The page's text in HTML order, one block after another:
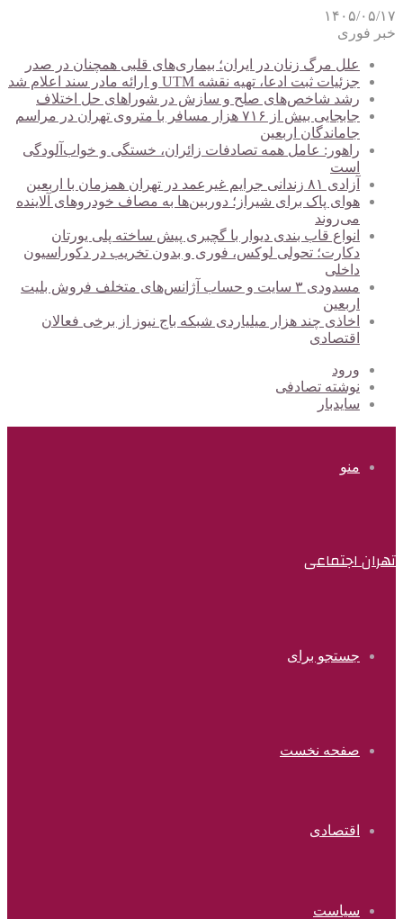
۱۴۰۵/۰۵/۱۷
خبر فوری
علل مرگ زنان در ایران؛ بیماری‌های قلبی همچنان در صدر
جزئیات ثبت ادعا، تهیه نقشه UTM و ارائه مادر سند اعلام شد
رشد شاخص‌های صلح و سازش در شوراهای حل اختلاف
جابجایی بیش از ۷۱۶ هزار مسافر با متروی تهران در مراسم
جاماندگان اربعین
راهور: عامل همه تصادفات زائران، خستگی و خواب‌آلودگی
است
آزادی ۸۱ زندانی جرایم غیرعمد در تهران همزمان با اربعین
هوای پاک برای شیراز؛ دوربین‌ها به مصاف خودروهای آلاینده
می‌روند
انواع قاب بندی دیوار با گچبری پیش ساخته پلی یورتان
دکارت؛ تحولی لوکس، فوری و بدون تخریب در دکوراسیون
داخلی
مسدودی ۳ سایت و حساب آژانس‌های متخلف فروش بلیت
اربعین
اخاذی چند هزار میلیاردی شبکه باج نیوز از برخی فعالان
اقتصادی
ورود
نوشته تصادفی
سایدبار
منو
تهران اجتماعی
جستجو برای
صفحه نخست
اقتصادی
سیاست